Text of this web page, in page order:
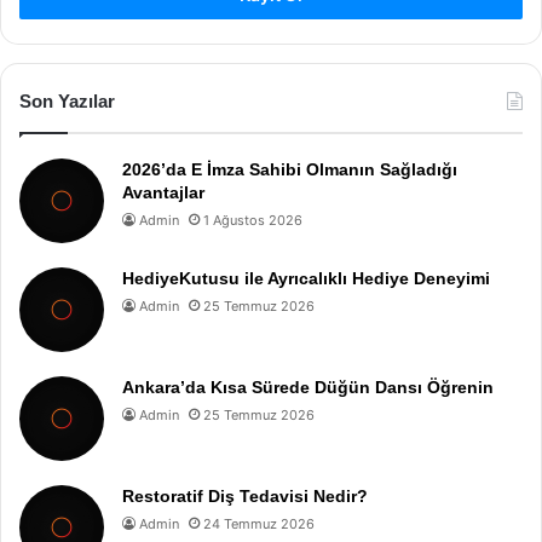
Son Yazılar
2026’da E İmza Sahibi Olmanın Sağladığı
Avantajlar
Admin 1 Ağustos 2026
HediyeKutusu ile Ayrıcalıklı Hediye Deneyimi
Admin 25 Temmuz 2026
Ankara’da Kısa Sürede Düğün Dansı Öğrenin
Admin 25 Temmuz 2026
Restoratif Diş Tedavisi Nedir?
Admin 24 Temmuz 2026